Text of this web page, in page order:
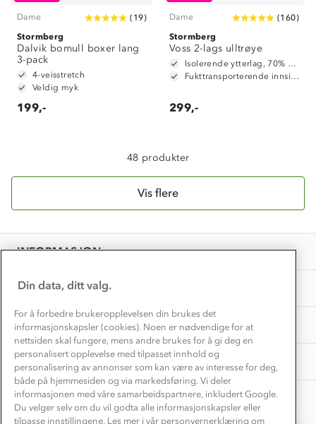
Dame ( 19)
Stormberg
Dalvik bomull boxer lang
3-pack
4-veisstretch
Veldig myk
199,-
Dame (160)
Stormberg
Voss 2-lags ulltrøye
Isolerende ytterlag, 70% merinoull / 30% polyester
Fukttransporterende innside, 100% polyester
299,-
48 produkter
Vis flere
INFORMASJON
Kundeservice
Kontakt oss
Våre butikker
Bedrift, barnehage og SFO
Presse
OM OSS
Verdigrunnlag
Klima og miljø
Etisk handel
Dyreetikk
Samarbeide med oss?
TIPS OG RÅD
Trelagsprinsippet barn
Alt du trenger til Norgesferien
Dette trenger du til barnehagen
Store størrelser
Turmat oppskrifter
Beredskap
AKTIVITETER
Norgesferie 🇳🇴
Få turinspirasjon og tips her⛰
Overnatte utendørs⛺
Leirskole 🥾
Barnehageansatt
Tips til hyttetur
Din data, ditt valg.
For å forbedre brukeropplevelsen din brukes det
informasjonskapsler (cookies). Noen er nødvendige for at
nettsiden skal fungere, mens andre brukes for å gi deg en
personalisert opplevelse med tilpasset innhold og
personalisering av annonser som kan være av interesse for deg,
både på hjemmesiden og via markedsføring. Vi deler
informasjonen med våre samarbeidspartnere, inkludert Google.
Du velger selv om du vil godta alle informasjonskapsler eller
tilpasse innstillingene. Les mer i vår personvernerklæring om